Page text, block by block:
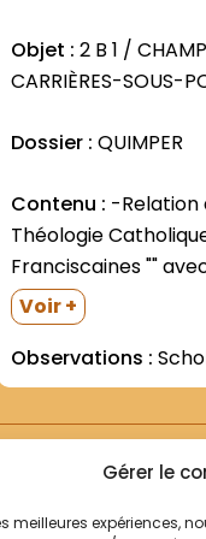
Gérer le
meilleures expériences,
Objet : 2 B 1 /
CARRIÈRES-SOUS-
Dossier : QUIMPER
Contenu :
Théologie
Franciscaines ""
Académie (1941-
clercs étudiants
1953) -
temporaires par les
CUNY et Louis de
Voir +
Observations :